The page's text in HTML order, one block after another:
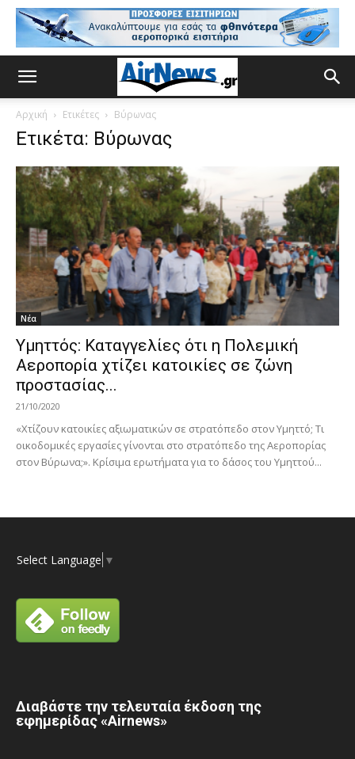
Αρχική Ετικέτες Βύρωνας
Ετικέτα: Βύρωνας
Νέα
Υμηττός: Καταγγελίες ότι η Πολεμική
Αεροπορία χτίζει κατοικίες σε ζώνη
προστασίας...
21/10/2020
«Χτίζουν κατοικίες αξιωματικών σε στρατόπεδο στον Υμηττό; Τι
οικοδομικές εργασίες γίνονται στο στρατόπεδο της Αεροπορίας
στον Βύρωνα;». Κρίσιμα ερωτήματα για το δάσος του Υμηττού...
Select Language ▼
Διαβάστε την τελευταία έκδοση της
εφημερίδας «Airnews»